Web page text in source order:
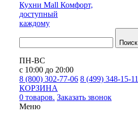
Кухни Mall Комфорт,
доступный
каждому
Поиск
ПН-ВС
с 10:00 до 20:00
8 (800) 302-77-06 8 (499) 348-15-11
КОРЗИНА
0 товаров. Заказать звонок
Меню